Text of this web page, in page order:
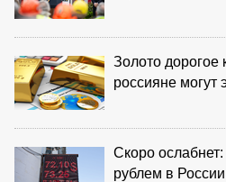
Золото дорогое
россияне могут
Скоро ослабнет:
рублем в России